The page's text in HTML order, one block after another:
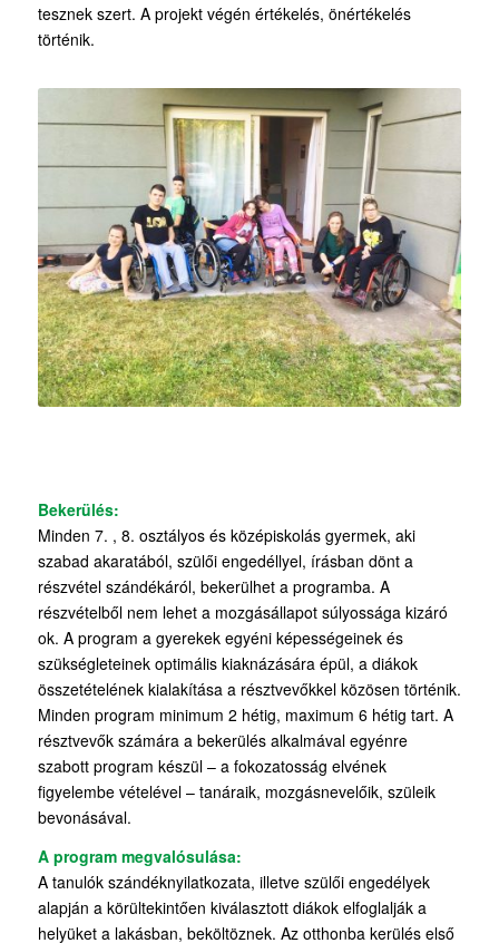
tesznek szert. A projekt végén értékelés, önértékelés
történik.
Bekerülés:
Minden 7. , 8. osztályos és középiskolás gyermek, aki
szabad akaratából, szülői engedéllyel, írásban dönt a
részvétel szándékáról, bekerülhet a programba. A
részvételből nem lehet a mozgásállapot súlyossága kizáró
ok. A program a gyerekek egyéni képességeinek és
szükségleteinek optimális kiaknázására épül, a diákok
összetételének kialakítása a résztvevőkkel közösen történik.
Minden program minimum 2 hétig, maximum 6 hétig tart. A
résztvevők számára a bekerülés alkalmával egyénre
szabott program készül – a fokozatosság elvének
figyelembe vételével – tanáraik, mozgásnevelőik, szüleik
bevonásával.
A program megvalósulása:
A tanulók szándéknyilatkozata, illetve szülői engedélyek
alapján a körültekintően kiválasztott diákok elfoglalják a
helyüket a lakásban, beköltöznek. Az otthonba kerülés első